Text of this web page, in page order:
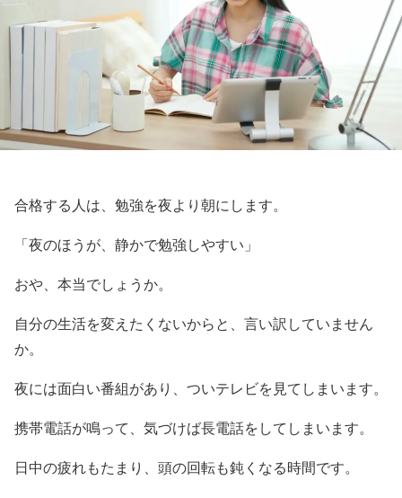
合格する人は、勉強を夜より朝にします。
「夜のほうが、静かで勉強しやすい」
おや、本当でしょうか。
自分の生活を変えたくないからと、言い訳していません
か。
夜には面白い番組があり、ついテレビを見てしまいます。
携帯電話が鳴って、気づけば長電話をしてしまいます。
日中の疲れもたまり、頭の回転も鈍くなる時間です。